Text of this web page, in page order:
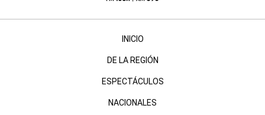
INICIO
DE LA REGIÓN
ESPECTÁCULOS
NACIONALES